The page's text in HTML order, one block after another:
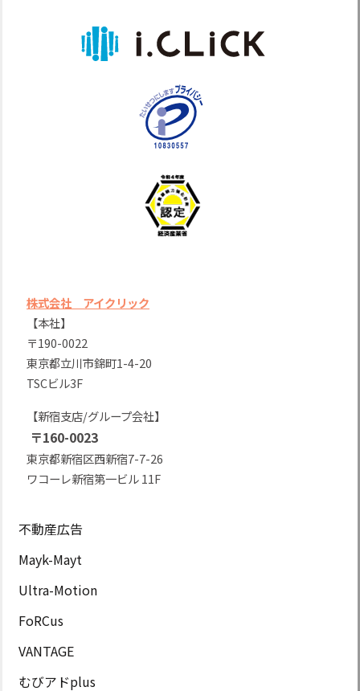
株式会社 アイクリック
【本社】
〒190-0022
東京都立川市錦町1-4-20
TSCビル3F
【新宿支店/グループ会社】
〒160-0023
東京都新宿区西新宿7-7-26
ワコーレ新宿第一ビル 11F
不動産広告
Mayk-Mayt
Ultra-Motion
FoRCus
VANTAGE
むびアドplus